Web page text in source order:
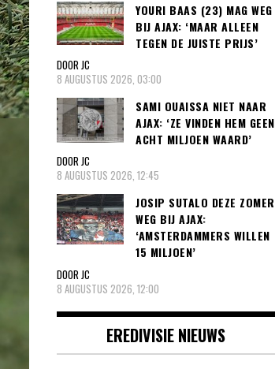
YOURI BAAS (23) MAG WEG
BIJ AJAX: ‘MAAR ALLEEN
TEGEN DE JUISTE PRIJS’
DOOR JC
8 AUGUSTUS 2026, 03:00
SAMI OUAISSA NIET NAAR
AJAX: ‘ZE VINDEN HEM GEEN
ACHT MILJOEN WAARD’
DOOR JC
8 AUGUSTUS 2026, 12:45
JOSIP SUTALO DEZE ZOMER
WEG BIJ AJAX:
‘AMSTERDAMMERS WILLEN
15 MILJOEN’
DOOR JC
8 AUGUSTUS 2026, 12:00
EREDIVISIE NIEUWS